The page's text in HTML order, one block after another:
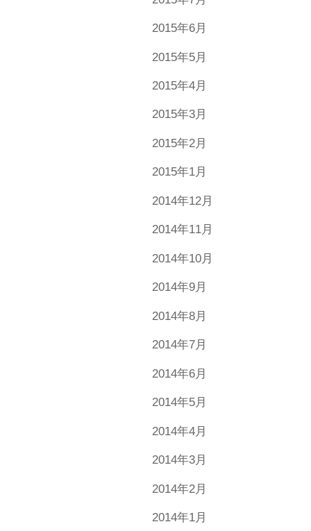
2015年6月
2015年5月
2015年4月
2015年3月
2015年2月
2015年1月
2014年12月
2014年11月
2014年10月
2014年9月
2014年8月
2014年7月
2014年6月
2014年5月
2014年4月
2014年3月
2014年2月
2014年1月